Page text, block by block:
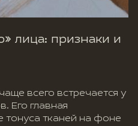
лица: признаки и
всего встречается у
Его главная
тонуса тканей на фоне